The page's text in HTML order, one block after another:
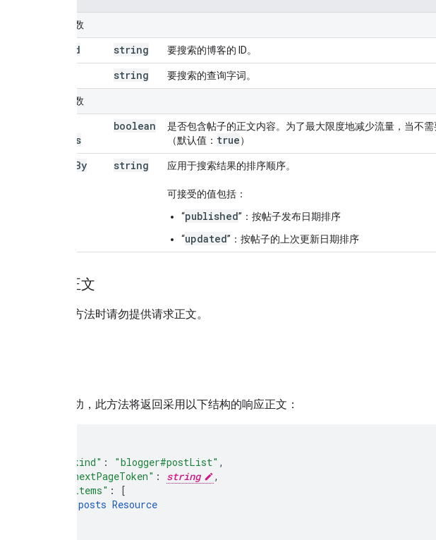
必需参数
Id string 要搜索的博客的 ID。
string 要搜索的查询字词。
可选参数
Bodies
boolean
是否包含帖子的正文内容。为了最大限度地减少流量，当不
（默认值： true）
By string 应用于搜索结果的排序顺序。
可接受的值包括：
“published”：按帖子发布日期排序
“updated”：按帖子的上次更新日期排序
请求正文
使用此方法时请勿提供请求正文。
如果成功，此方法将返回采用以下结构的响应正文：
"kind" : "blogger#postList" ,
"nextPageToken" : string
,
"items" :
[
posts Resource